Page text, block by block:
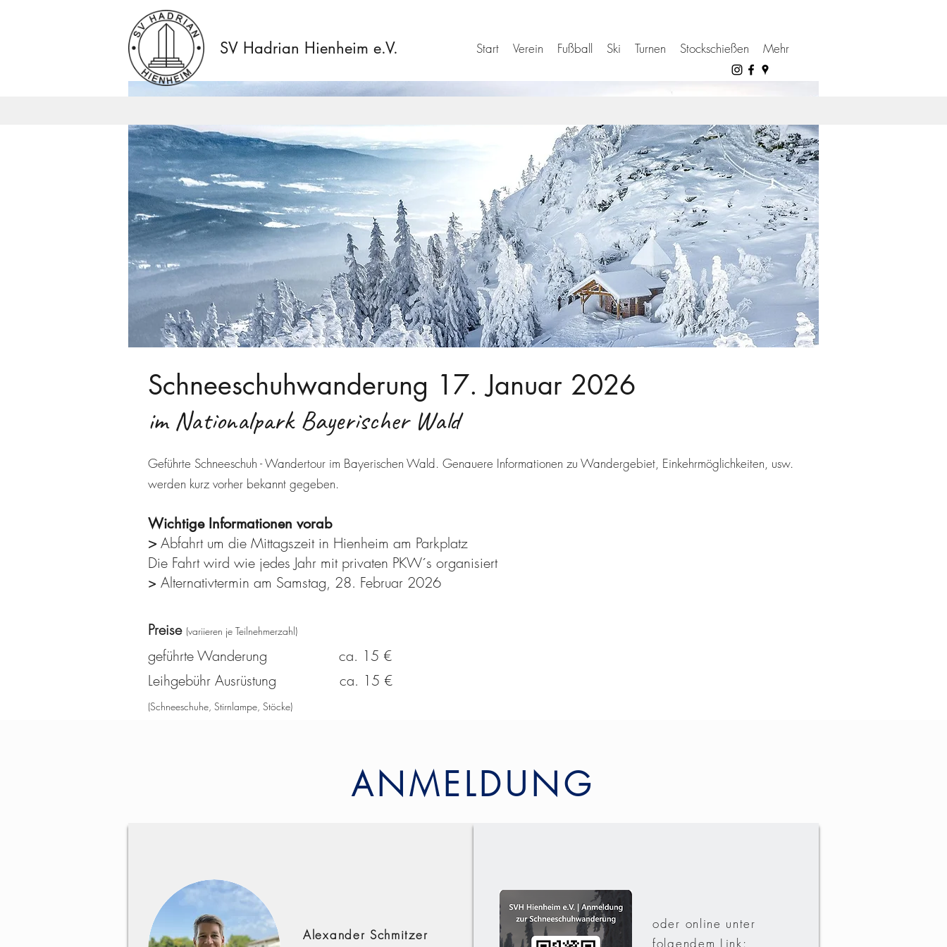
SV Hadrian Hienheim e.V. Start Verein Fußball Ski Turnen Stockschießen Mehr
Schneeschuhwanderung 17. Januar 2026
im Nationalpark Bayerischer Wald
Geführte Schneeschuh - Wandertour im Bayerischen Wald. Genauere Informationen zu Wandergebiet, Einkehrmöglichkeiten, usw.
werden kurz vorher bekannt gegeben.
Wichtige Informationen vorab
>Abfahrt um die Mittagszeit in Hienheim am Parkplatz
Die Fahrt wird wie jedes Jahr mit privaten PKW´s organisiert
​> Alternativtermin am Samstag, 28. Februar 2026
Preise (variieren je Teilnehmerzahl)
geführte Wanderung ca. 15 €
Leihgebühr Ausrüstung ca. 15 €
(Schneeschuhe, Stirnlampe, Stöcke)
ANMELDUNG
Alexander Schmitzer
oder online unter
folgendem Link: